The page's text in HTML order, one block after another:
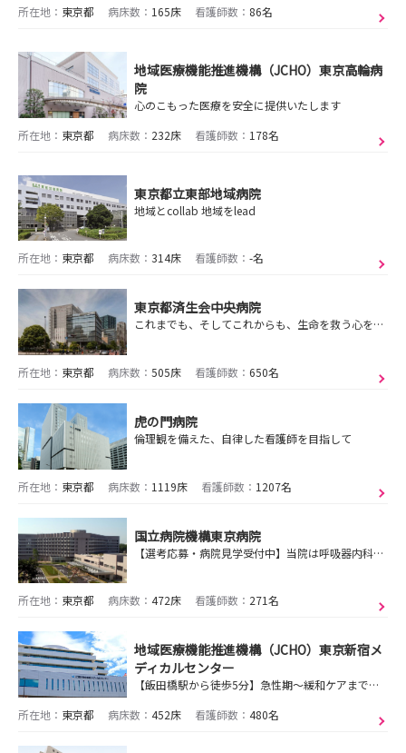
所在地： 東京都 病床数： 165床 看護師数： 86名
地域医療機能推進機構（JCHO）東京高輪病
院
心のこもった医療を安全に提供いたします
所在地： 東京都 病床数： 232床 看護師数： 178名
東京都立東部地域病院
地域とcollab 地域をlead
所在地： 東京都 病床数： 314床 看護師数： -名
東京都済生会中央病院
これまでも、そしてこれからも、生命を救う心を原点に・・・
所在地： 東京都 病床数： 505床 看護師数： 650名
虎の門病院
倫理観を備えた、自律した看護師を目指して
所在地： 東京都 病床数： 1119床 看護師数： 1207名
国立病院機構東京病院
【選考応募・病院見学受付中】当院は呼吸器内科を中心として、急性期、慢性期、回復期、終末期、結核など様々な病床を有しており、看護を通して多くの経験、学習ができます
所在地： 東京都 病床数： 472床 看護師数： 271名
地域医療機能推進機構（JCHO）東京新宿メ
ディカルセンター
【飯田橋駅から徒歩5分】急性期～緩和ケアまで幅広い医療を提供！あなたの輝ける場所がここにあります
所在地： 東京都 病床数： 452床 看護師数： 480名